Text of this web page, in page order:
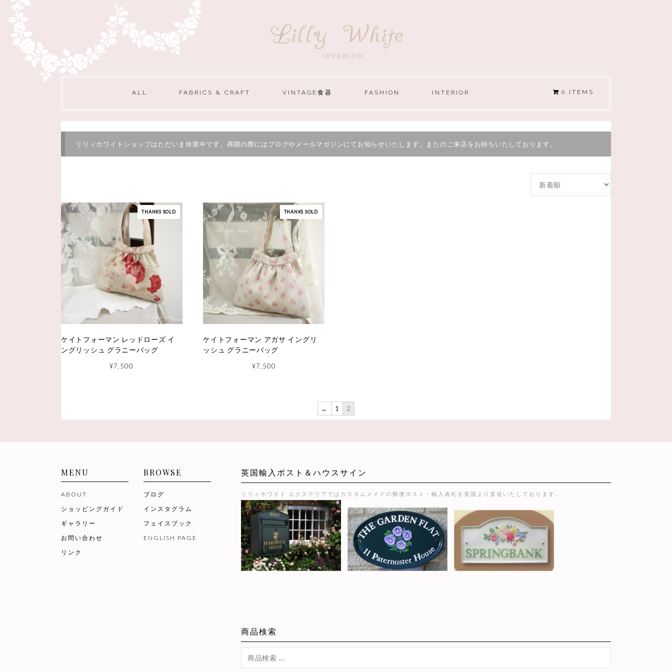
ALL FABRICS & CRAFT VINTAGE食器 FASHION INTERIOR 0 ITEMS
リリィホワイトショップはただいま休業中です。再開の際にはブログやメールマガジンにてお知らせいたします。またのご来店をお待ちいたしております。
THANKS SOLD
ケイトフォーマン レッドローズ イ
ングリッシュ グラニーバッグ
¥7,500
THANKS SOLD
ケイトフォーマン アガサ イングリ
ッシュ グラニーバッグ
¥7,500
← 1 2
MENU
ABOUT
ショッピングガイド
ギャラリー
お問い合わせ
リンク
BROWSE
ブログ
インスタグラム
フェイスブック
ENGLISH PAGE
英国輸入ポスト＆ハウスサイン
リリィホワイト エクステリアではカスタムメイドの郵便ポスト・輸入表札を英国より直送いたしております。
商品検索